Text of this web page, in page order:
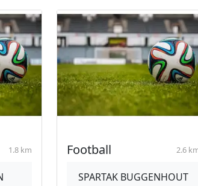
1.8 km Football 2.6
SPARTAK BUGGENHOUT